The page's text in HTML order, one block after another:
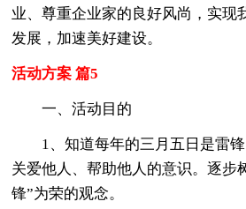
业、尊重企业家的良好风尚，实现
发展，加速美好建设。
活动方案 篇5
一、活动目的
1、知道每年的三月五日是雷锋
关爱他人、帮助他人的意识。逐步
锋”为荣的观念。